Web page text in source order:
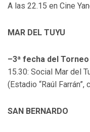
A las 22.15 en Cine
MAR DEL TUYU
–3ª fecha del
15.30: Social Mar del
(Estadio “Raúl
SAN BERNARDO